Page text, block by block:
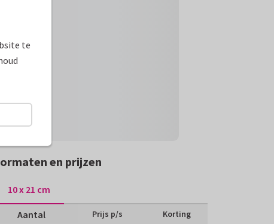
en prijzen
10 x 21 cm
Aantal Prijs p/s Korting
te